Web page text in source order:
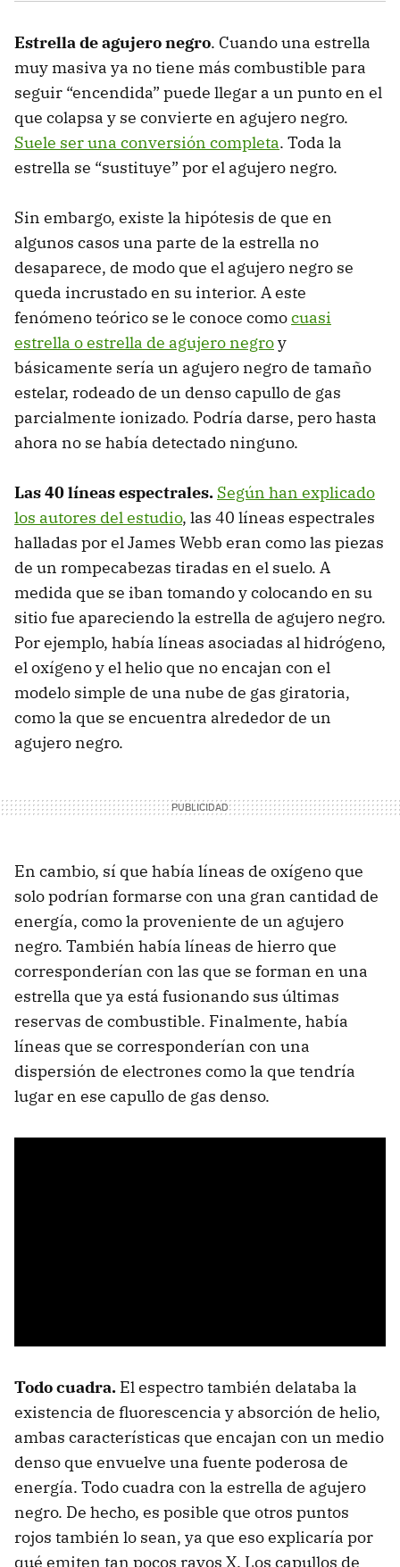
Estrella de agujero negro. Cuando una estrella
muy masiva ya no tiene más combustible para
seguir “encendida” puede llegar a un punto en el
que colapsa y se convierte en agujero negro.
Suele ser una conversión completa. Toda la
estrella se “sustituye” por el agujero negro.
Sin embargo, existe la hipótesis de que en
algunos casos una parte de la estrella no
desaparece, de modo que el agujero negro se
queda incrustado en su interior. A este
fenómeno teórico se le conoce comocuasi
estrella o estrella de agujero negroy
básicamente sería un agujero negro de tamaño
estelar, rodeado de un denso capullo de gas
parcialmente ionizado. Podría darse, pero hasta
ahora no se había detectado ninguno.
Las 40 líneas espectrales. Según han explicado
los autores del estudio, las 40 líneas espectrales
halladas por el James Webb eran como las piezas
de un rompecabezas tiradas en el suelo. A
medida que se iban tomando y colocando en su
sitio fue apareciendo la estrella de agujero negro.
Por ejemplo, había líneas asociadas al hidrógeno,
el oxígeno y el helio que no encajan con el
modelo simple de una nube de gas giratoria,
como la que se encuentra alrededor de un
agujero negro.
En cambio, sí que había líneas de oxígeno que
solo podrían formarse con una gran cantidad de
energía, como la proveniente de un agujero
negro. También había líneas de hierro que
corresponderían con las que se forman en una
estrella que ya está fusionando sus últimas
reservas de combustible. Finalmente, había
líneas que se corresponderían con una
dispersión de electrones como la que tendría
lugar en ese capullo de gas denso.
Todo cuadra. El espectro también delataba la
existencia de fluorescencia y absorción de helio,
ambas características que encajan con un medio
denso que envuelve una fuente poderosa de
energía. Todo cuadra con la estrella de agujero
negro. De hecho, es posible que otros puntos
rojos también lo sean, ya que eso explicaría por
qué emiten tan pocos rayos X. Los capullos de